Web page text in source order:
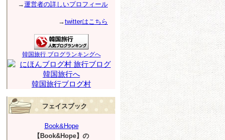
→運営者の詳しいプロフィール
→twitterはこちら
韓国旅行 ブログランキングへ
韓国旅行ブログ村
フェイスブック
Book&Hope
【Book&Hope】の